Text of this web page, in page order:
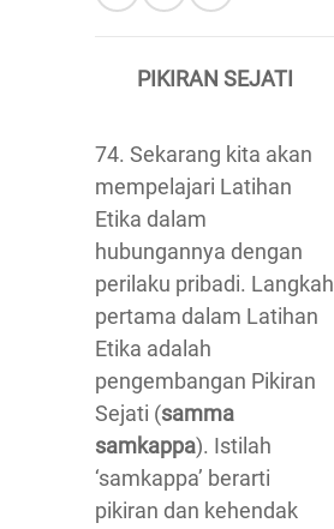
PIKIRAN SEJATI
74. Sekarang kita akan
mempelajari Latihan
Etika dalam
hubungannya dengan
perilaku pribadi. Langkah
pertama dalam Latihan
Etika adalah
pengembangan Pikiran
Sejati (samma
samkappa). Istilah
‘samkappa’ berarti
pikiran dan kehendak